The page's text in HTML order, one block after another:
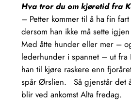
Hva tror du om kjøretid fra
– Petter kommer til å ha fin
dersom han ikke må sette
Med åtte hunder eller mer –
lederhunder i spannet – ut fra
han til kjøre raskere enn
spår Ørslien. Så gjenstår det
blir ved ankomst Alta fredag.